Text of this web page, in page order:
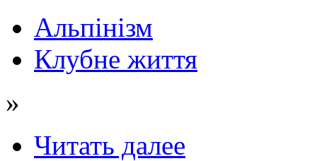
Альпінізм
Клубне життя
»
Читать далее